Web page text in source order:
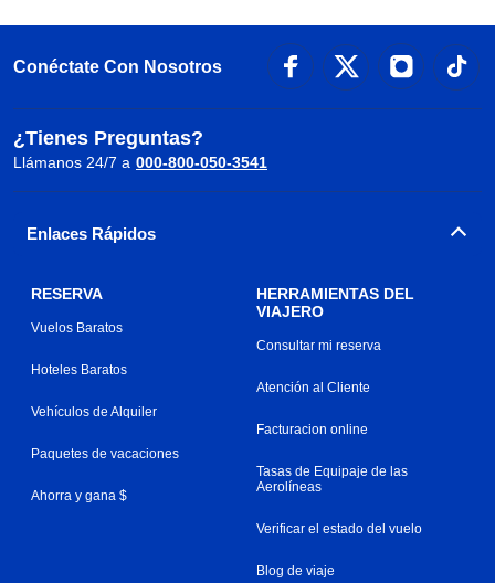
Conéctate Con Nosotros
¿Tienes Preguntas?
Llámanos 24/7 a 000-800-050-3541
Enlaces Rápidos
RESERVA
Vuelos Baratos
Hoteles Baratos
Vehículos de Alquiler
Paquetes de vacaciones
Ahorra y gana $
HERRAMIENTAS DEL
VIAJERO
Consultar mi reserva
Atención al Cliente
Facturacion online
Tasas de Equipaje de las
Aerolíneas
Verificar el estado del vuelo
Blog de viaje